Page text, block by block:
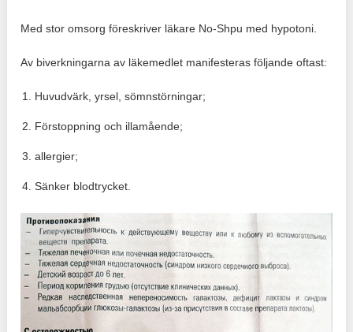
Med stor omsorg föreskriver läkare No-Shpu med hypotoni.
Av biverkningarna av läkemedlet manifesteras följande oftast:
Huvudvärk, yrsel, sömnstörningar;
Förstoppning och illamående;
allergier;
Sänker blodtrycket.